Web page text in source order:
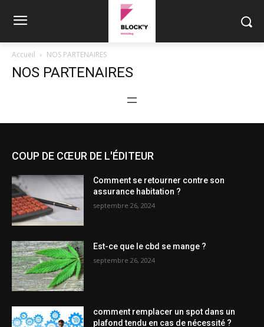
Accueil NOS PARTENAIRES
NOS PARTENAIRES
COUP DE CŒUR DE L'ÉDITEUR
Comment se retourner contre son
assurance habitation ?
septembre 26, 2024
Est-ce que le cbd se mange ?
septembre 26, 2024
comment remplacer un spot dans un
plafond tendu en cas de nécessité ?